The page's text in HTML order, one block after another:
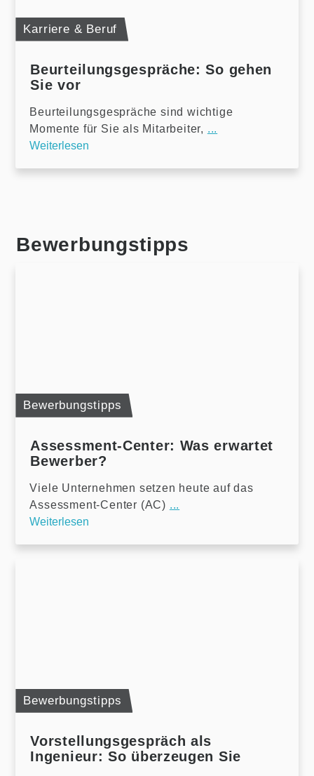
Karriere & Beruf
Beurteilungsgespräche: So gehen
Sie vor
Beurteilungsgespräche sind wichtige
Momente für Sie als Mitarbeiter, ...
Weiterlesen
Bewerbungstipps
Bewerbungstipps
Assessment-Center: Was erwartet
Bewerber?
Viele Unternehmen setzen heute auf das
Assessment-Center (AC) ...
Weiterlesen
Bewerbungstipps
Vorstellungsgespräch als
Ingenieur: So überzeugen Sie